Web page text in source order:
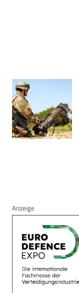
Anzeige